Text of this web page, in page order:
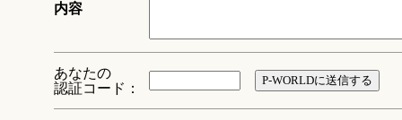
内容
あなたの
認証コード：